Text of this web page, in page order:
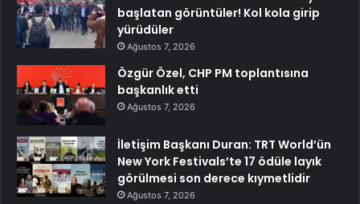
başlatan görüntüler! Kol kola girip
yürüdüler
Ağustos 7, 2026
Özgür Özel, CHP PM toplantısına
başkanlık etti
Ağustos 7, 2026
İletişim Başkanı Duran: TRT World’ün
New York Festivals’te 17 ödüle layık
görülmesi son derece kıymetlidir
Ağustos 7, 2026